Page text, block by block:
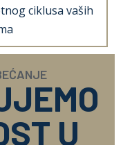
ciklusa vaših
U